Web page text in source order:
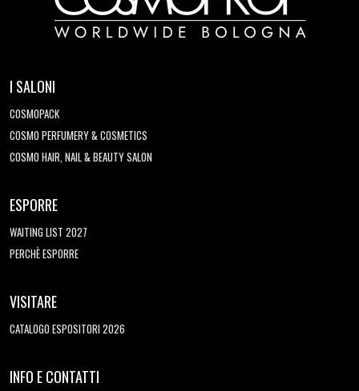
I SALONI
COSMOPACK
COSMO PERFUMERY & COSMETICS
COSMO HAIR, NAIL & BEAUTY SALON
ESPORRE
WAITING LIST 2027
PERCHÈ ESPORRE
VISITARE
CATALOGO ESPOSITORI 2026
INFO E CONTATTI